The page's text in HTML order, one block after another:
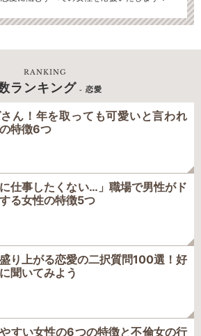
RANKING
ランキング - 恋愛
ん！年を取っても可愛いと言われ
特徴6つ
に仕事したくない…」職場で男性がド
る女性の特徴5つ
り上がる恋愛の二択質問100選！好
聞いてみよう
すい女性の6つの特徴と不倫女の行